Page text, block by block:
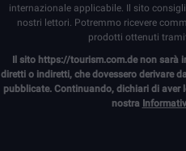
internazionale applicabile. Il sito
nostri lettori. Potremmo ricevere
prodotti ottenuti
Il sito https://tourism.com.denon sarà
diretti o indiretti, che dovessero derivare
pubblicate. Continuando, dichiari di aver
nostra